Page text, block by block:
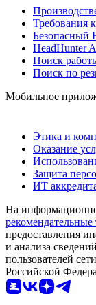
Требования
Безопасный
HeadHunter
Поиск
Поиск по
Мобильное
Этика и
Оказание
Защита
ИТ
На
рекомендательные
предоставления
и анализа
пользователей
Российской